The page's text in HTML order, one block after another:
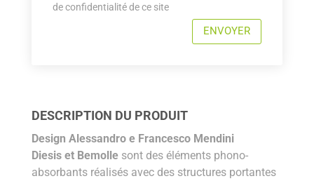
de confidentialité de ce site
ENVOYER
DESCRIPTION DU PRODUIT
Design Alessandro e Francesco Mendini
Diesis et Bemollesont des éléments phono-
absorbants réalisés avec des structures portantes